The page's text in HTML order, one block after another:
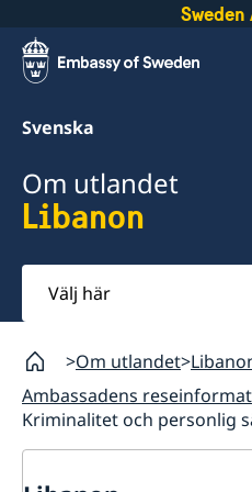
Sweden
Svenska
Om utlandet
Libanon
Välj
här
Om utlandet
Ambassadens
Kriminalitet och personlig